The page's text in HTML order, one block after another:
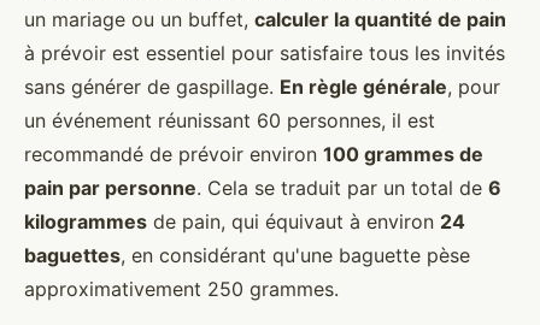
un mariage ou un buffet, calculer la quantité de pain
à prévoir est essentiel pour satisfaire tous les invités
sans générer de gaspillage. En règle générale, pour
un événement réunissant 60 personnes, il est
recommandé de prévoir environ 100 grammes de
pain par personne. Cela se traduit par un total de 6
kilogrammes de pain, qui équivaut à environ 24
baguettes, en considérant qu'une baguette pèse
approximativement 250 grammes.